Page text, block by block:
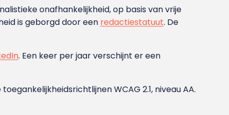
onafhankelijkheid, op basis van vrije
is geborgd door een redactiestatuut. De
. Een keer per jaar verschijnt er een
WCAG 2.1, niveau AA.